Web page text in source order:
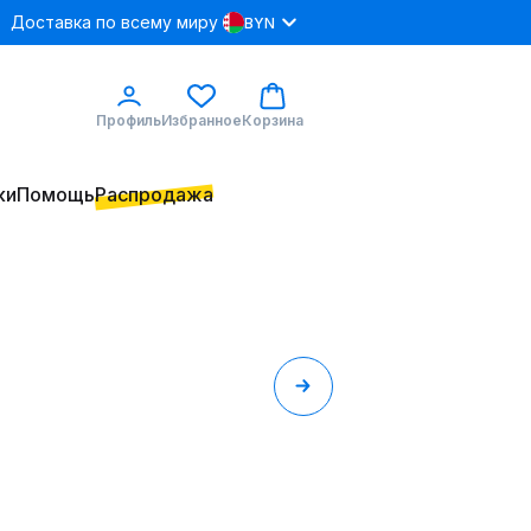
Доставка по всему миру BYN
ПрофильИзбранноеКорзина
ПомощьРаспродажа